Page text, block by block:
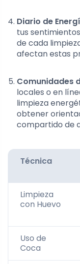
Diario de
tus
de cada
afectan estas
Comunidades
locales o en
limpieza
obtener
compartido de
Técnica
Limpieza
con Huevo
Uso de
Coca